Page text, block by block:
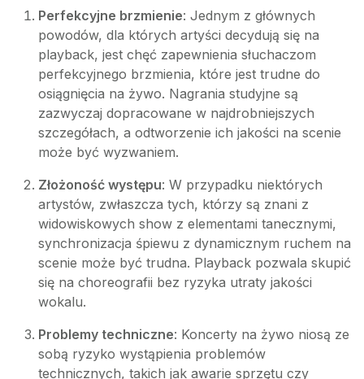
Perfekcyjne brzmienie: Jednym z głównych
powodów, dla których artyści decydują się na
playback, jest chęć zapewnienia słuchaczom
perfekcyjnego brzmienia, które jest trudne do
osiągnięcia na żywo. Nagrania studyjne są
zazwyczaj dopracowane w najdrobniejszych
szczegółach, a odtworzenie ich jakości na scenie
może być wyzwaniem.
Złożoność występu: W przypadku niektórych
artystów, zwłaszcza tych, którzy są znani z
widowiskowych show z elementami tanecznymi,
synchronizacja śpiewu z dynamicznym ruchem na
scenie może być trudna. Playback pozwala skupić
się na choreografii bez ryzyka utraty jakości
wokalu.
Problemy techniczne: Koncerty na żywo niosą ze
sobą ryzyko wystąpienia problemów
technicznych, takich jak awarie sprzętu czy